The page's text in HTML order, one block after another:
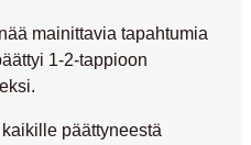
mainittavia tapahtumia
1-2-tappioon
päättyneestä